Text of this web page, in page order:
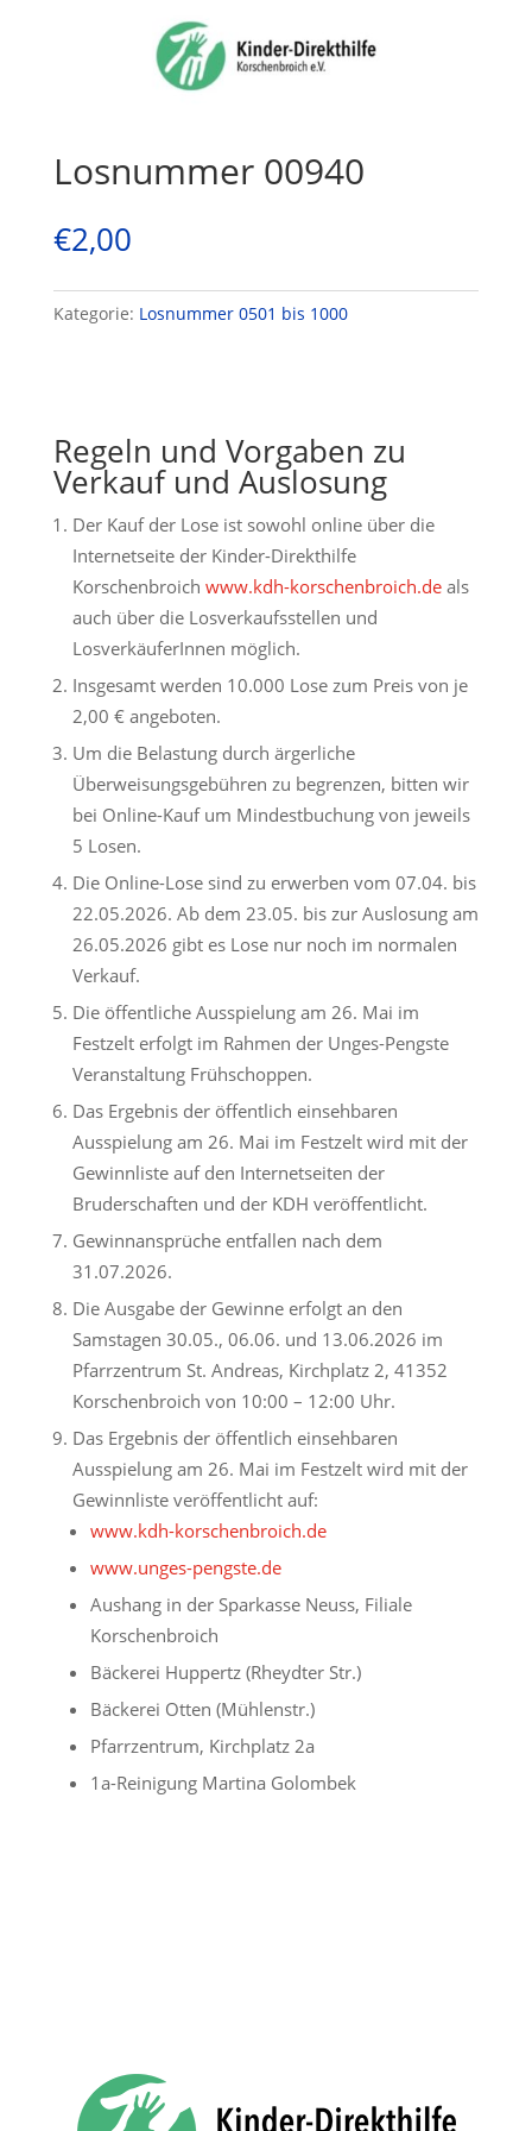
Losnummer 00940
€2,00
Kategorie: Losnummer 0501 bis 1000
Regeln und Vorgaben zu
Verkauf und Auslosung
Der Kauf der Lose ist sowohl online über die
Internetseite der Kinder-Direkthilfe
Korschenbroich www.kdh-korschenbroich.deals
auch über die Losverkaufsstellen und
LosverkäuferInnen möglich.
Insgesamt werden 10.000 Lose zum Preis von je
2,00 € angeboten.
Um die Belastung durch ärgerliche
Überweisungsgebühren zu begrenzen, bitten wir
bei Online-Kauf um Mindestbuchung von jeweils
5 Losen.
Die Online-Lose sind zu erwerben vom 07.04. bis
22.05.2026. Ab dem 23.05. bis zur Auslosung am
26.05.2026 gibt es Lose nur noch im normalen
Verkauf.
Die öffentliche Ausspielung am 26. Mai im
Festzelt erfolgt im Rahmen der Unges-Pengste
Veranstaltung Frühschoppen.
Das Ergebnis der öffentlich einsehbaren
Ausspielung am 26. Mai im Festzelt wird mit der
Gewinnliste auf den Internetseiten der
Bruderschaften und der KDH veröffentlicht.
Gewinnansprüche entfallen nach dem
31.07.2026.
Die Ausgabe der Gewinne erfolgt an den
Samstagen 30.05., 06.06. und 13.06.2026 im
Pfarrzentrum St. Andreas, Kirchplatz 2, 41352
Korschenbroich von 10:00 – 12:00 Uhr.
Das Ergebnis der öffentlich einsehbaren
Ausspielung am 26. Mai im Festzelt wird mit der
Gewinnliste veröffentlicht auf:
www.kdh-korschenbroich.de
www.unges-pengste.de
Aushang in der Sparkasse Neuss, Filiale
Korschenbroich
Bäckerei Huppertz (Rheydter Str.)
Bäckerei Otten (Mühlenstr.)
Pfarrzentrum, Kirchplatz 2a
1a-Reinigung Martina Golombek